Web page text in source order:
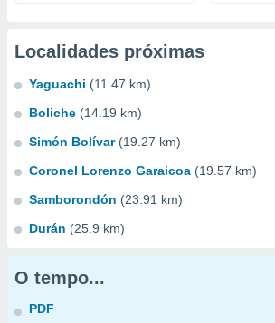
Localidades próximas
Yaguachi (11.47 km)
Boliche (14.19 km)
Simón Bolívar (19.27 km)
Coronel Lorenzo Garaicoa (19.57 km)
Samborondón (23.91 km)
Durán (25.9 km)
O tempo...
PDF